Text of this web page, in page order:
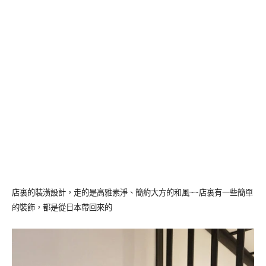
店裏的裝潢設計，走的是高雅素淨、簡約大方的和風~~店裏有一些簡單
的裝飾，都是從日本帶回來的